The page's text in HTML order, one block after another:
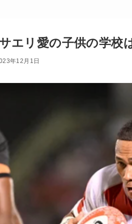
エリ愛の子供の学校
年12月1日